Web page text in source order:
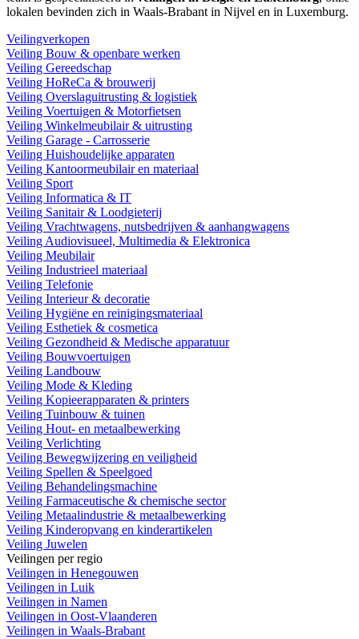
lokalen bevinden zich in Waals-Brabant in Nijvel en in Luxemburg.
Veilingverkopen
Veiling Bouw & openbare werken
Veiling Gereedschap
Veiling HoReCa & brouwerij
Veiling Overslaguitrusting & logistiek
Veiling Voertuigen & Motorfietsen
Veiling Winkelmeubilair & uitrusting
Veiling Garage - Carrosserie
Veiling Huishoudelijke apparaten
Veiling Kantoormeubilair en materiaal
Veiling Sport
Veiling Informatica & IT
Veiling Sanitair & Loodgieterij
Veiling Vrachtwagens, nutsbedrijven & aanhangwagens
Veiling Audiovisueel, Multimedia & Elektronica
Veiling Meubilair
Veiling Industrieel materiaal
Veiling Telefonie
Veiling Interieur & decoratie
Veiling Hygiëne en reinigingsmateriaal
Veiling Esthetiek & cosmetica
Veiling Gezondheid & Medische apparatuur
Veiling Bouwvoertuigen
Veiling Landbouw
Veiling Mode & Kleding
Veiling Kopieerapparaten & printers
Veiling Tuinbouw & tuinen
Veiling Hout- en metaalbewerking
Veiling Verlichting
Veiling Bewegwijzering en veiligheid
Veiling Spellen & Speelgoed
Veiling Behandelingsmachine
Veiling Farmaceutische & chemische sector
Veiling Metaalindustrie & metaalbewerking
Veiling Kinderopvang en kinderartikelen
Veiling Juwelen
Veilingen per regio
Veilingen in Henegouwen
Veilingen in Luik
Veilingen in Namen
Veilingen in Oost-Vlaanderen
Veilingen in Waals-Brabant